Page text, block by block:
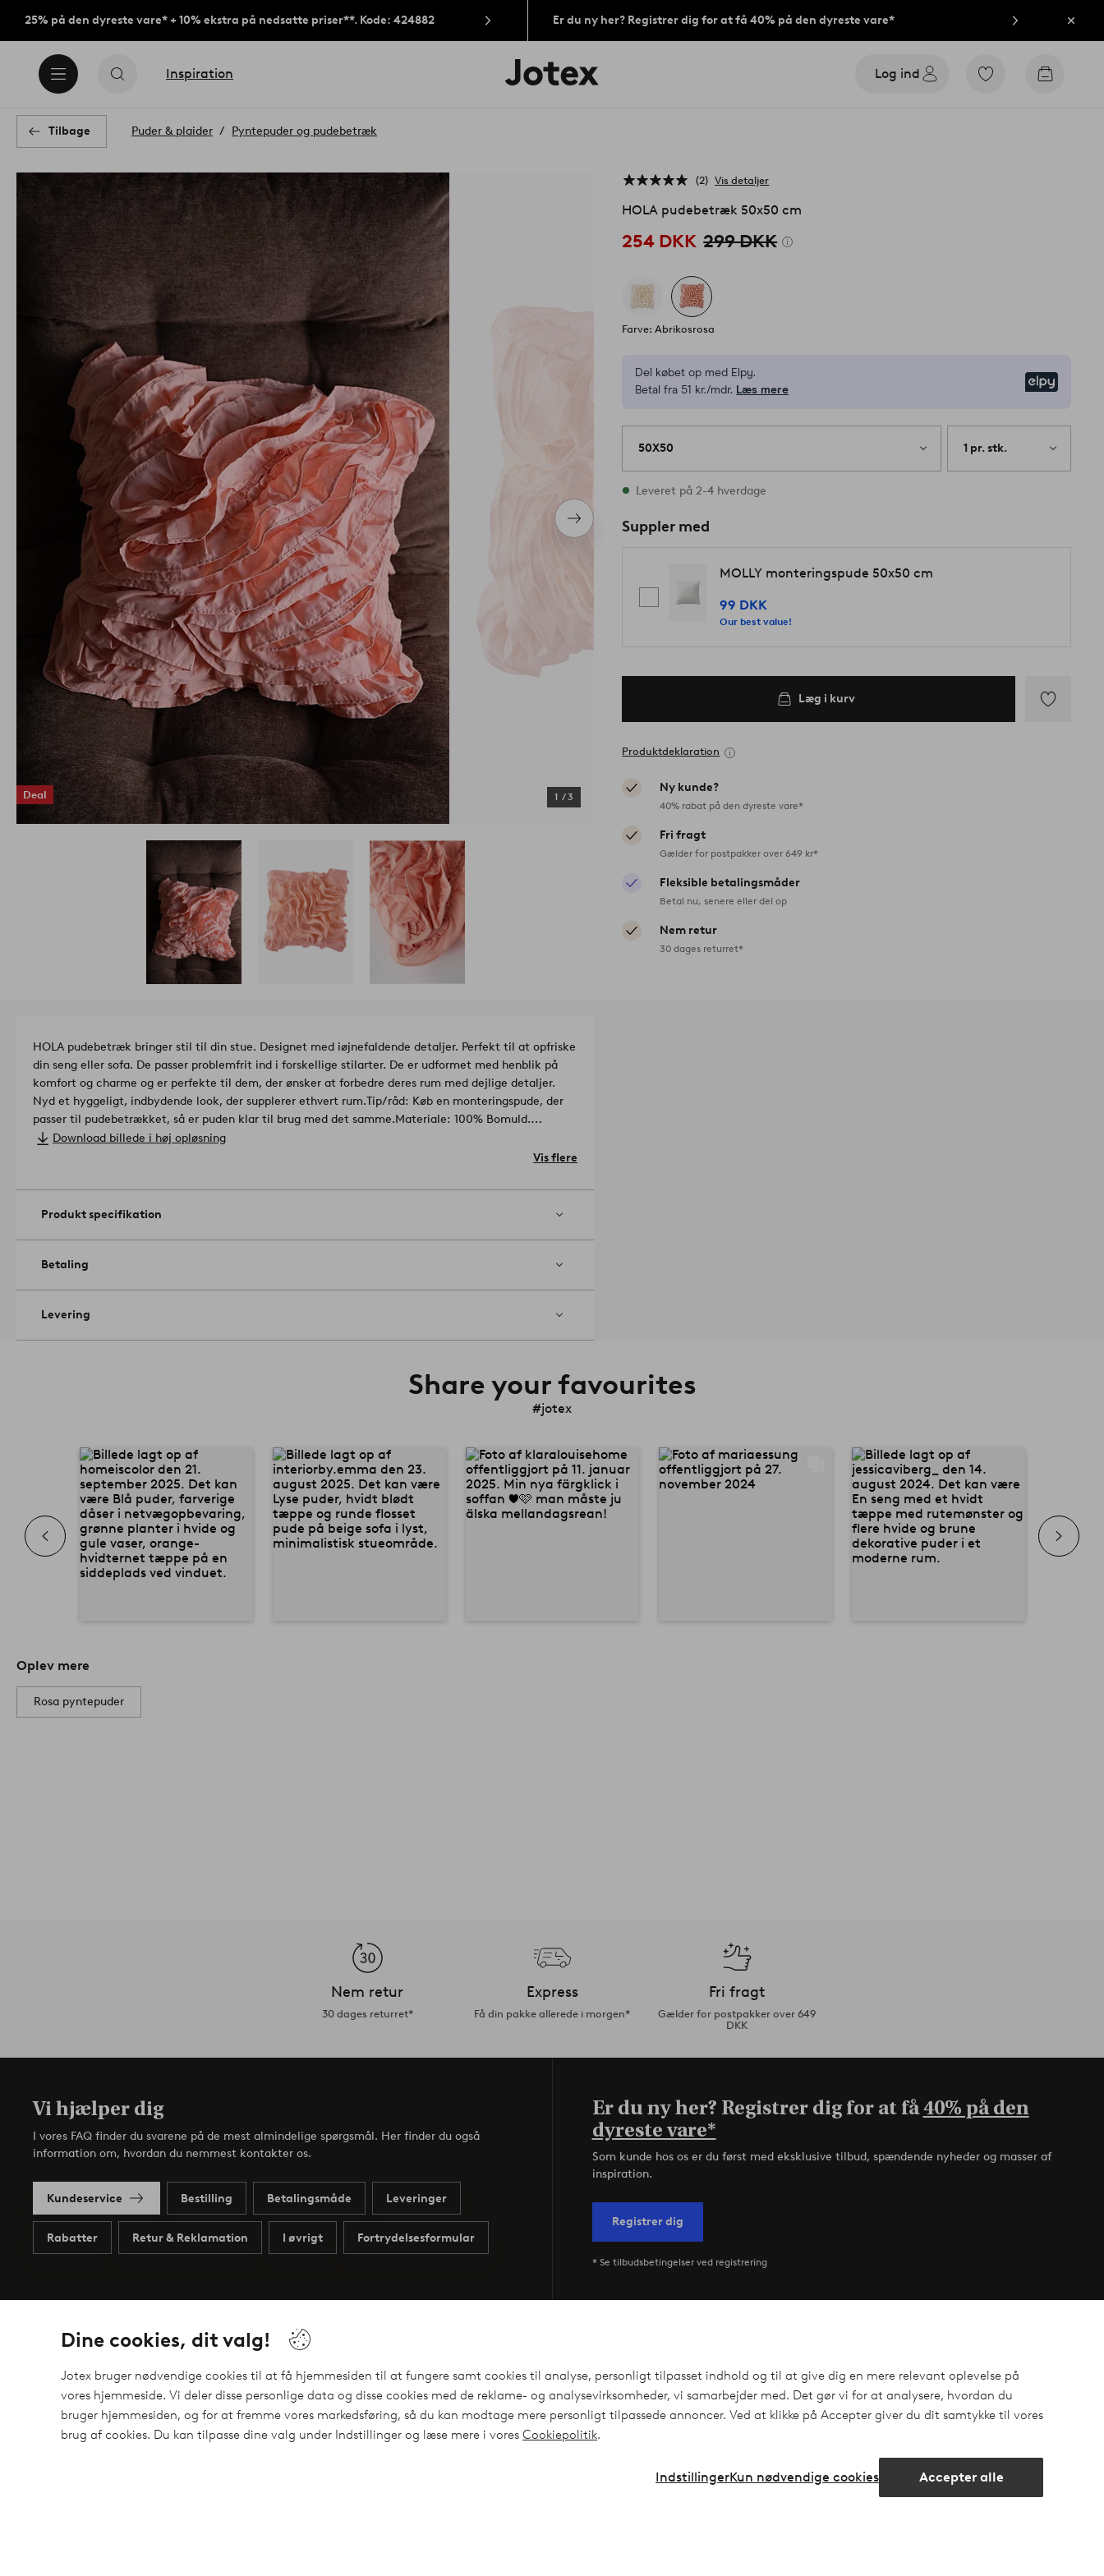
Dine cookies, dit valg!
Jotex bruger nødvendige cookies til at få hjemmesiden til at fungere samt cookies til analyse, personligt tilpasset indhold og til at give dig en mere relevant oplevelse på
vores hjemmeside. Vi deler disse personlige data og disse cookies med de reklame- og analysevirksomheder, vi samarbejder med. Det gør vi for at analysere, hvordan du
bruger hjemmesiden, og for at fremme vores markedsføring, så du kan modtage mere personligt tilpassede annoncer. Ved at klikke på Accepter giver du dit samtykke til vores
brug af cookies. Du kan tilpasse dine valg under Indstillinger og læse mere i vores Cookiepolitik.
Accepter alle
Kun nødvendige cookies
Indstillinger
25% på den dyreste vare* + 10% ekstra på nedsatte priser**. Kode: 424882 Er du ny her? Registrer dig for at få 40% på den dyreste vare* Luk
Inspiration
Jotex
logo
Log ind
Gå
Gå
Tilbage Puder & plaider Pyntepuder og pudebetræk
Næste
produkt
Deal 1 /3
2 Vis detaljer
HOLA pudebetræk 50x50 cm
254 DKK 299 DKK
Farve: Abrikosrosa
Del købet op med Elpy.
Betal fra 51 kr./mdr. Læs mere
50X50 1 pr. stk.
På lager
Leveret på 2-4 hverdage
Suppler med
MOLLY monteringspude 50x50 cm
99 DKK
Our best value!
Læg i kurv
Produktdeklaration
Ny kunde?
40% rabat på den dyreste vare*
Fri fragt
Gælder for postpakker over 649 kr*
Fleksible betalingsmåder
Betal nu, senere eller del op
Nem retur
30 dages returret*
HOLA pudebetræk bringer stil til din stue. Designet med iøjnefaldende detaljer. Perfekt til at opfriske
din seng eller sofa. De passer problemfrit ind i forskellige stilarter. De er udformet med henblik på
komfort og charme og er perfekte til dem, der ønsker at forbedre deres rum med dejlige detaljer.
Nyd et hyggeligt, indbydende look, der supplerer ethvert rum.Tip/råd: Køb en monteringspude, der
passer til pudebetrækket, så er puden klar til brug med det samme.
Materiale: 100% Bomuld.
Størrelse: 50 x 50 cm.
Må ikke tørretumbles. Maskinvaskes ved 30 grader. Brug ikke blegemiddel. Må
2213961-02-31
Download billede i høj opløsning
Vis flere
Produkt specifikation
Betaling
Levering
Share your favourites
#jotex
Oplev mere
Rosa pyntepuder
Nem retur
30 dages returret*
Express
Få din pakke allerede i morgen*
Fri fragt
Gælder for postpakker over 649
DKK
Vi hjælper dig
I vores FAQ finder du svarene på de mest almindelige spørgsmål. Her finder du også
information om, hvordan du nemmest kontakter os.
Kundeservice Bestilling Betalingsmåde Leveringer
Rabatter Retur & Reklamation I øvrigt Fortrydelsesformular
Er du ny her? Registrer dig for at få40% på den
dyreste vare*
Som kunde hos os er du først med eksklusive tilbud, spændende nyheder og masser af
inspiration.
Registrer dig
* Se tilbudsbetingelser ved registrering
Mine sider
Mine bestillinger
Mine tilbud
Min profil
Om Jotex
Om Jotex
Om Ellos Group
Bæredygtighed
Generelle vilkår - Privatkunde
Generelle vilkår - Erhvervskunde
Politik om personoplysninger
Homeroom